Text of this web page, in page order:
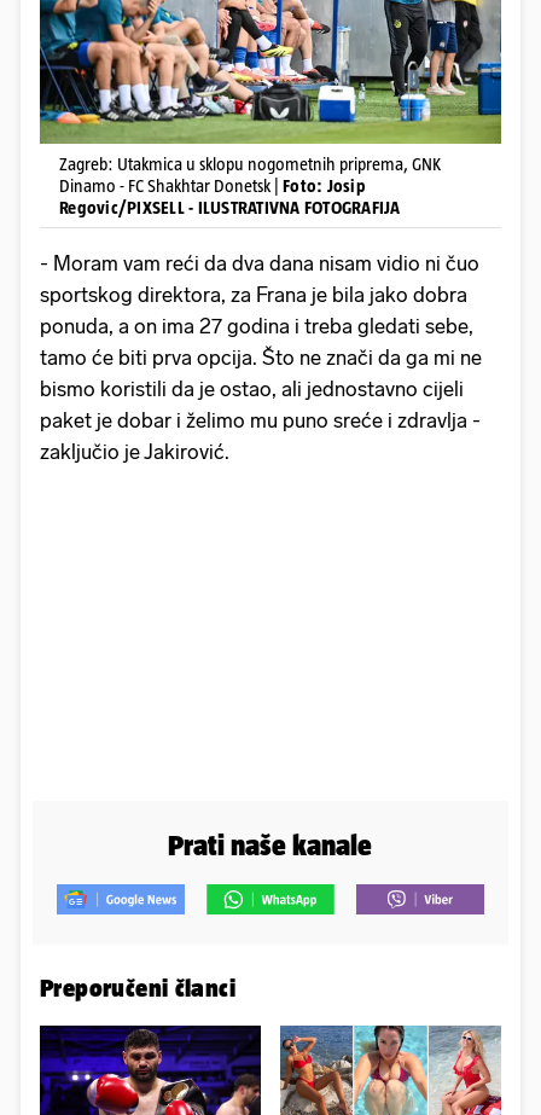
Zagreb: Utakmica u sklopu nogometnih priprema, GNK
Dinamo - FC Shakhtar Donetsk | Foto: Josip
Regovic/PIXSELL - ILUSTRATIVNA FOTOGRAFIJA
- Moram vam reći da dva dana nisam vidio ni čuo
sportskog direktora, za Frana je bila jako dobra
ponuda, a on ima 27 godina i treba gledati sebe,
tamo će biti prva opcija. Što ne znači da ga mi ne
bismo koristili da je ostao, ali jednostavno cijeli
paket je dobar i želimo mu puno sreće i zdravlja -
zaključio je Jakirović.
Prati naše kanale
Preporučeni članci